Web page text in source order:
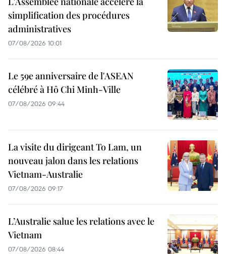
simplification des procédures
administratives
07/08/2026 10:01
Le 59e anniversaire de l'ASEAN
célébré à Hô Chi Minh-Ville
07/08/2026 09:44
La visite du dirigeant To Lam, un
nouveau jalon dans les relations
Vietnam-Australie
07/08/2026 09:17
L’Australie salue les relations avec le
Vietnam
07/08/2026 08:44